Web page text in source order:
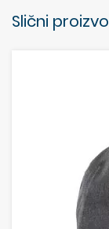
Slični